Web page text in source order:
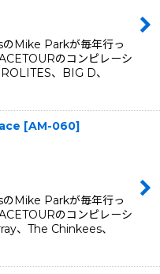
Mike Parkが毎年行っ
のコンピレーシ
、BIG D、
[AM-060]
Mike Parkが毎年行っ
のコンピレーシ
、The Chinkees、